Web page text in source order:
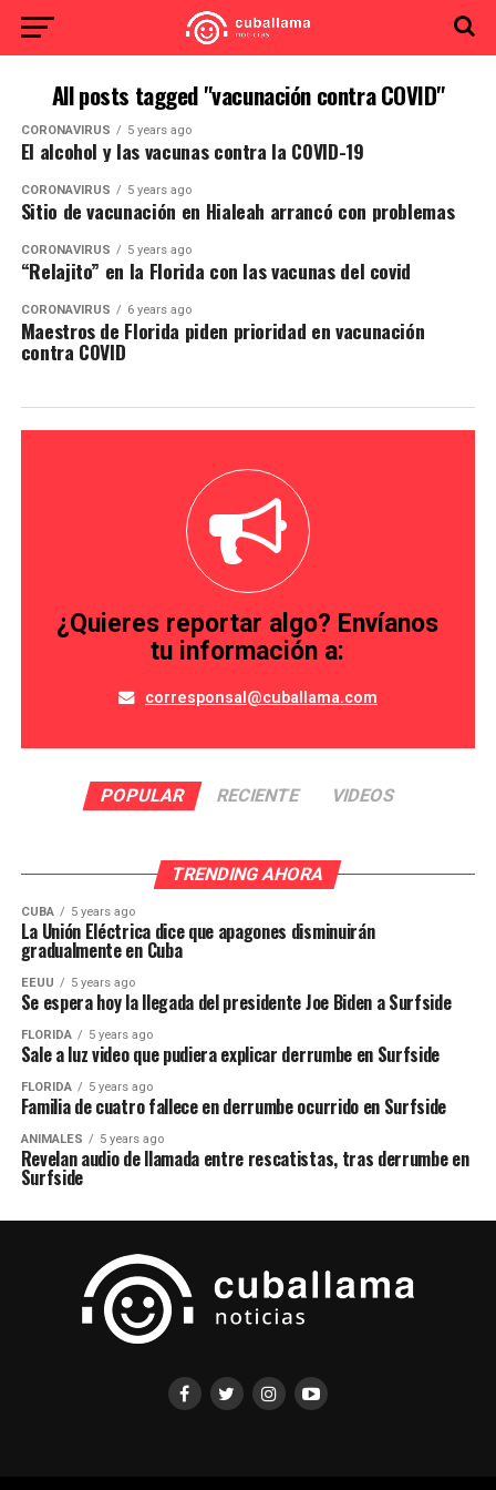
All posts tagged "vacunación contra COVID"
CORONAVIRUS 5 years ago
El alcohol y las vacunas contra la COVID-19
CORONAVIRUS 5 years ago
Sitio de vacunación en Hialeah arrancó con problemas
CORONAVIRUS 5 years ago
“Relajito” en la Florida con las vacunas del covid
CORONAVIRUS 6 years ago
Maestros de Florida piden prioridad en vacunación
contra COVID
¿Quieres reportar algo? Envíanos
tu información a:
corresponsal@cuballama.com
POPULAR RECIENTE VIDEOS
TRENDING AHORA
CUBA 5 years ago
La Unión Eléctrica dice que apagones disminuirán
gradualmente en Cuba
EEUU 5 years ago
Se espera hoy la llegada del presidente Joe Biden a Surfside
FLORIDA 5 years ago
Sale a luz video que pudiera explicar derrumbe en Surfside
FLORIDA 5 years ago
Familia de cuatro fallece en derrumbe ocurrido en Surfside
ANIMALES 5 years ago
Revelan audio de llamada entre rescatistas, tras derrumbe en
Surfside